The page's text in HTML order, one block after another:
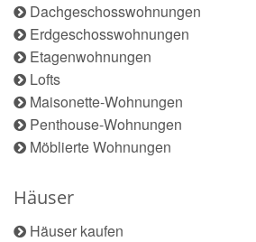
Dachgeschosswohnungen
Erdgeschosswohnungen
Etagenwohnungen
Lofts
Maisonette-Wohnungen
Penthouse-Wohnungen
Möblierte Wohnungen
Häuser
Häuser kaufen